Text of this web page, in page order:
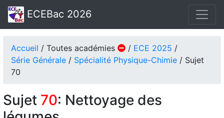
ECEBac 2026
Accueil / Toutes académies / ECE 2025 /
Série Générale / Spécialité Physique-Chimie / Sujet
70
Sujet 70: Nettoyage des